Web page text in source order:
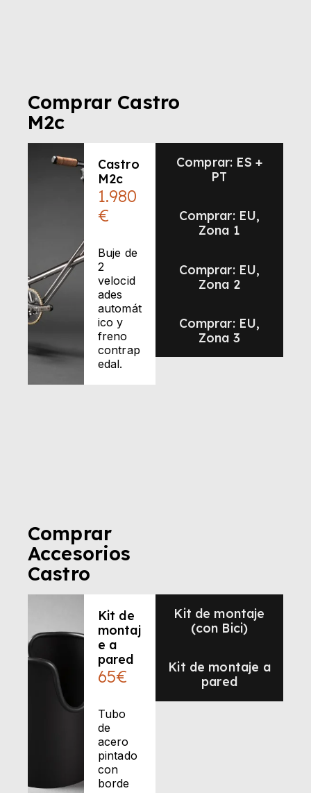
Comprar Castro
M2c
Castro
M2c
1.980
€
Buje de
2
velocid
ades
automát
ico y
freno
contrap
edal.
Comprar: ES +
PT
Comprar: EU,
Zona 1
Comprar: EU,
Zona 2
Comprar: EU,
Zona 3
Comprar
Accesorios
Castro
Kit de
montaj
e a
pared
65€
Tubo
de
acero
pintado
con
borde
Kit de montaje
(con Bici)
Kit de montaje a
pared